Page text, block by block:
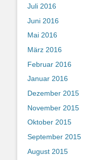
Juli 2016
Juni 2016
Mai 2016
März 2016
Februar 2016
Januar 2016
Dezember 2015
November 2015
Oktober 2015
September 2015
August 2015